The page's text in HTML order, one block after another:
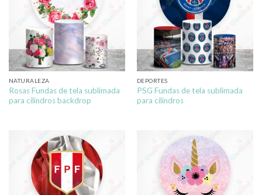
NATURALEZA
Rosas Fundas de tela sublimada
para cilindros backdrop
DEPORTES
PSG Fundas de tela sublimada
para cilindros